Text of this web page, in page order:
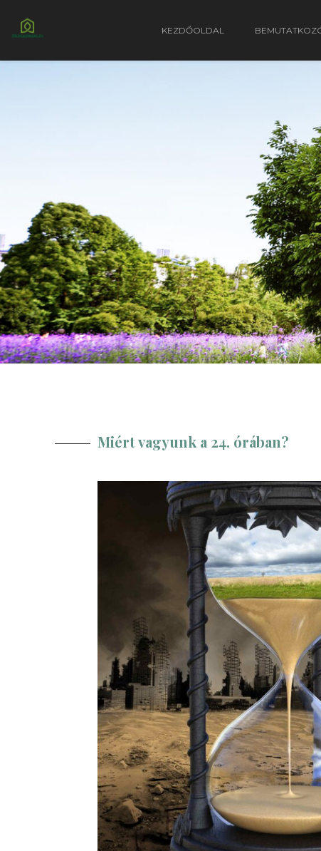
KEZDŐOLDAL
Miért vagyunk a 24. órában?